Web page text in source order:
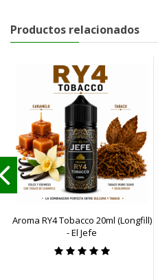
Productos relacionados
Aroma RY4 Tobacco 20ml (Longfill)
- El Jefe